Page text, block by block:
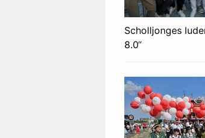
Scholljonges
8.0“